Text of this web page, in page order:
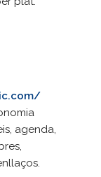
agenda,